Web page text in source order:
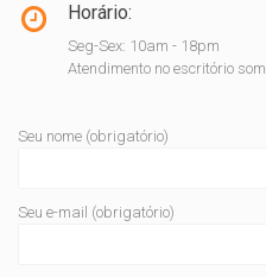
Horário:
Seg-Sex: 10am - 18pm
Atendimento no escritório
Seu nome (obrigatório)
Seu e-mail (obrigatório)